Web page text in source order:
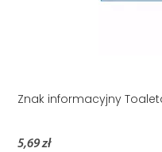
Znak informacyjny
5,69 zł